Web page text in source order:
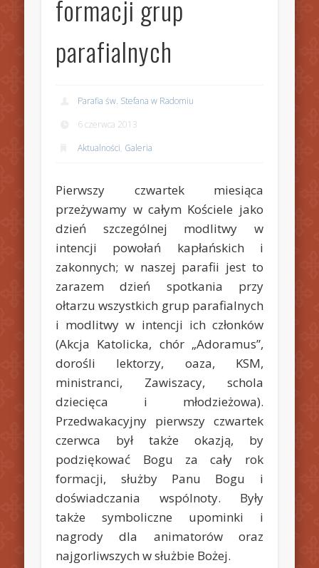
formacji grup
parafialnych
Parafia św. Stefana w Radomiu
6 czerwca 2013
Aktualności, Galeria
Pierwszy czwartek miesiąca
przeżywamy w całym Kościele jako
dzień szczególnej modlitwy w
intencji powołań kapłańskich i
zakonnych; w naszej parafii jest to
zarazem dzień spotkania przy
ołtarzu wszystkich grup parafialnych
i modlitwy w intencji ich członków
(Akcja Katolicka, chór „Adoramus”,
dorośli lektorzy, oaza, KSM,
ministranci, Zawiszacy, schola
dziecięca i młodzieżowa).
Przedwakacyjny pierwszy czwartek
czerwca był także okazją, by
podziękować Bogu za cały rok
formacji, służby Panu Bogu i
doświadczania wspólnoty. Były
także symboliczne upominki i
nagrody dla animatorów oraz
najgorliwszych w służbie Bożej.